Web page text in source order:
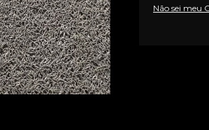
Não sei meu